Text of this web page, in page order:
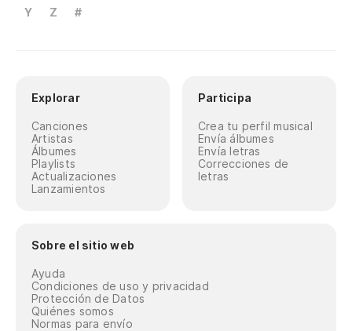
Y
Z #
Explorar
Canciones
Artistas
Álbumes
Playlists
Actualizaciones
Lanzamientos
Participa
Crea tu perfil musical
Envía álbumes
Envía letras
Correcciones de
letras
Sobre el sitio web
Ayuda
Condiciones de uso y privacidad
Protección de Datos
Quiénes somos
Normas para envío